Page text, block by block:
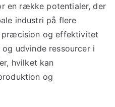
en række potentialer, der
industri på flere
præcision og effektivitet
udvinde ressourcer i
hvilket kan
og